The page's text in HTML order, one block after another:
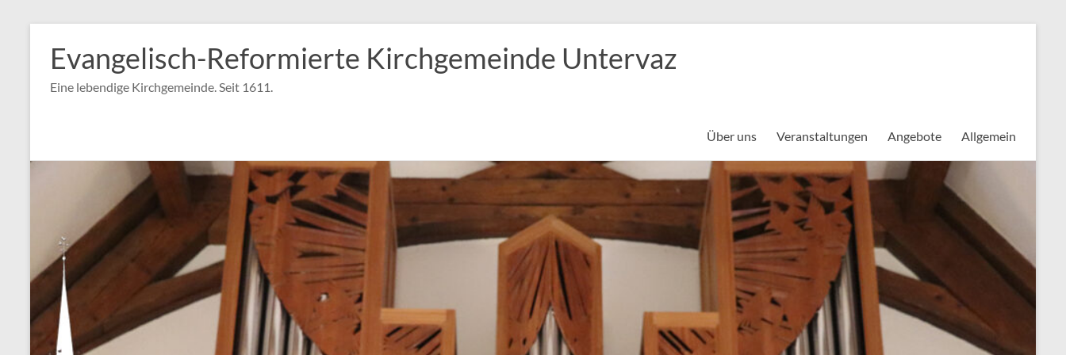
Inhalt
springen
Evangelisch-Reformierte Kirchgemeinde Untervaz
Eine lebendige Kirchgemeinde. Seit 1611.
Über uns Veranstaltungen Angebote Allgemein